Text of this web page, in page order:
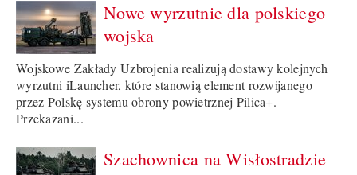
Nowe wyrzutnie dla polskiego
wojska
Wojskowe Zakłady Uzbrojenia realizują dostawy kolejnych
wyrzutni iLauncher, które stanowią element rozwijanego
przez Polskę systemu obrony powietrznej Pilica+.
Przekazani...
Szachownica na Wisłostradzie